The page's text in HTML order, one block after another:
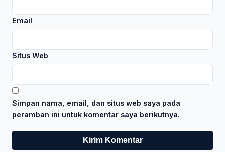
Email
Situs Web
Simpan nama, email, dan situs web saya pada
peramban ini untuk komentar saya berikutnya.